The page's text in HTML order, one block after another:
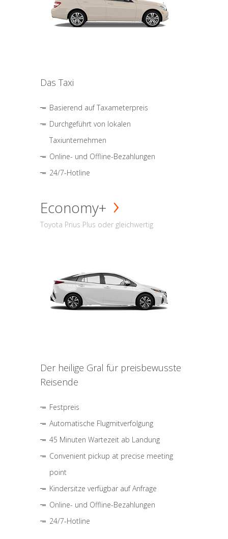
Das Taxi
Basierend auf Taxameterpreis
Durchgeführt von lokalen
Taxiunternehmen
Online- und Offline-Bezahlungen
24/7-Hotline
Economy+
Toyota Prius Plus oder gleichwertig
Der heilige Gral für preisbewusste
Reisende
Festpreis
Automatische Flugmitverfolgung
45 Minuten Wartezeit ab Landung
Convenient pickup at precise meeting
point
Kindersitze verfügbar auf Anfrage
Online- und Offline-Bezahlungen
24/7-Hotline